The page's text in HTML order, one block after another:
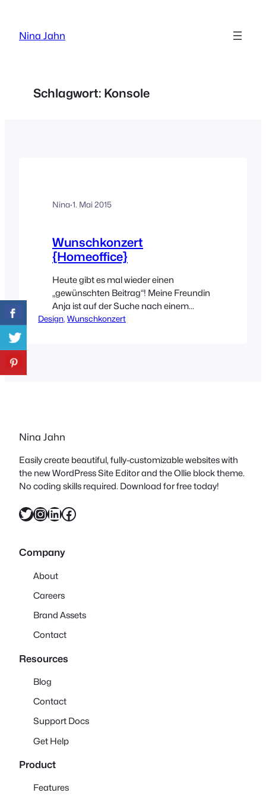
springen
Nina Jahn
Schlagwort: Konsole
Nina·1. Mai 2015
Wunschkonzert
{Homeoffice}
Heute gibt es mal wieder einen
„gewünschten Beitrag“! Meine Freundin
Anja ist auf der Suche nach einem
kleinen und unaufdringlichen
Design, Wunschkonzert
Nina Jahn
Easily create beautiful, fully-customizable websites with
the new WordPress Site Editor and the Ollie block theme.
No coding skills required. Download for free today!
Twitter InstagramLinkedIn Facebook
Company
About
Careers
Brand Assets
Contact
Resources
Blog
Contact
Support Docs
Get Help
Product
Features